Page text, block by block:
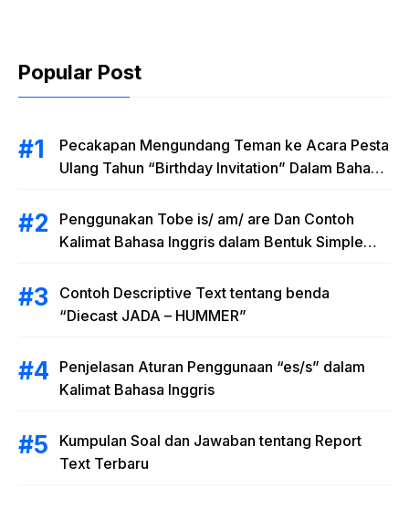
Popular Post
Pecakapan Mengundang Teman ke Acara Pesta
Ulang Tahun “Birthday Invitation” Dalam Bahasa
Penggunakan Tobe is/ am/ are Dan Contoh
Kalimat Bahasa Inggris dalam Bentuk Simple
Contoh Descriptive Text tentang benda
“Diecast JADA – HUMMER”
Penjelasan Aturan Penggunaan “es/s” dalam
Kalimat Bahasa Inggris
Kumpulan Soal dan Jawaban tentang Report
Text Terbaru